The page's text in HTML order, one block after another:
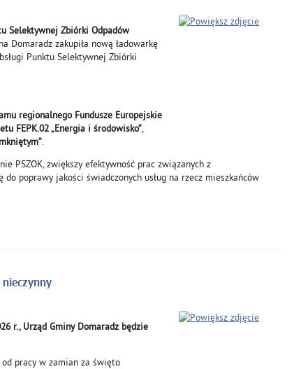
Selektywnej Zbiórki Odpadów
Domaradz zakupiła nową ładowarkę
Punktu Selektywnej Zbiórki
regionalnego Fundusze Europejskie
FEPK.02 „Energia i środowisko”,
.
PSZOK, zwiększy efektywność prac związanych z
poprawy jakości świadczonych usług na rzecz mieszkańców
nieczynny
r., Urząd Gminy Domaradz będzie
pracy w zamian za święto